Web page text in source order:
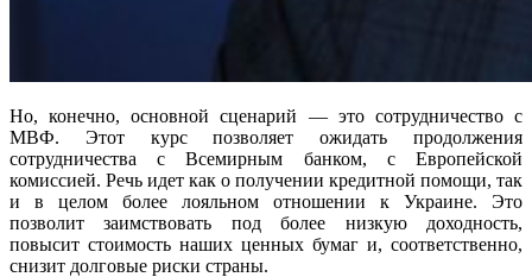
Но, конечно, основной сценарий — это сотрудничество с
МВФ. Этот курс позволяет ожидать продолжения
сотрудничества с Всемирным банком, с Европейской
комиссией. Речь идет как о получении кредитной помощи, так
и в целом более лояльном отношении к Украине. Это
позволит заимствовать под более низкую доходность,
повысит стоимость наших ценных бумаг и, соответственно,
снизит долговые риски страны.